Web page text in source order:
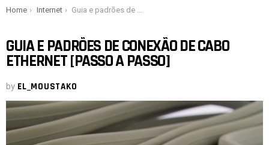
You are here:
Home Internet Guia e padrões de conexão de cabo Ethernet [Passo a passo]
GUIA E PADRÕES DE CONEXÃO DE CABO
ETHERNET [PASSO A PASSO]
by EL_MOUSTAKO